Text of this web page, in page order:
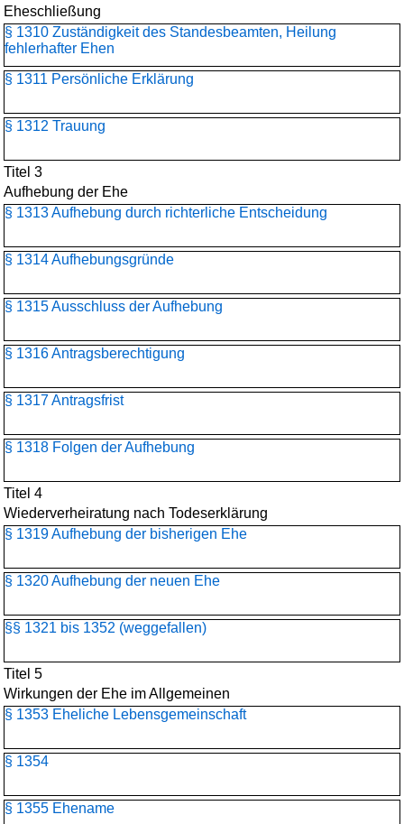
Eheschließung
§ 1310 Zuständigkeit des Standesbeamten, Heilung
fehlerhafter Ehen
§ 1311 Persönliche Erklärung
§ 1312 Trauung
Titel 3
Aufhebung der Ehe
§ 1313 Aufhebung durch richterliche Entscheidung
§ 1314 Aufhebungsgründe
§ 1315 Ausschluss der Aufhebung
§ 1316 Antragsberechtigung
§ 1317 Antragsfrist
§ 1318 Folgen der Aufhebung
Titel 4
Wiederverheiratung nach Todeserklärung
§ 1319 Aufhebung der bisherigen Ehe
§ 1320 Aufhebung der neuen Ehe
§§ 1321 bis 1352 (weggefallen)
Titel 5
Wirkungen der Ehe im Allgemeinen
§ 1353 Eheliche Lebensgemeinschaft
§ 1354
§ 1355 Ehename